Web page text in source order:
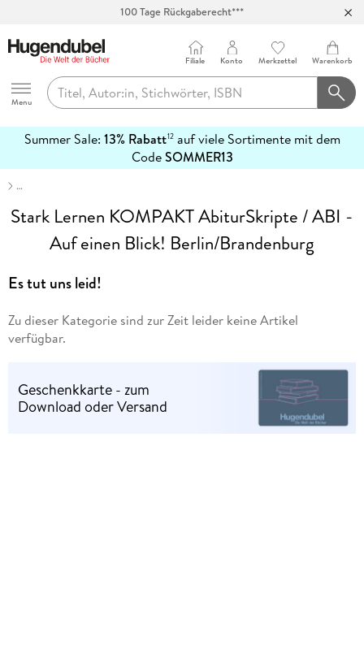
100 Tage Rückgaberecht***
Hugendubel
Menu
Filiale Konto Merkzettel Warenkorb
Summer Sale: 13% Rabatt12auf viele Sortimente mit dem
CodeSOMMER13
erfahren
…
Stark Lernen KOMPAKT AbiturSkripte / ABI -
Auf einen Blick! Berlin/Brandenburg
Es tut uns leid!
Zu dieser Kategorie sind zur Zeit leider keine Artikel
verfügbar.
Geschenkkarte - zum
Download oder Versand